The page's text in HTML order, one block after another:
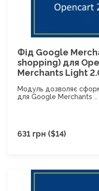
Фід Google
shopping) для
Merchants Light
Модуль дозволяє
для Google Merchants ..
631 грн ($14)